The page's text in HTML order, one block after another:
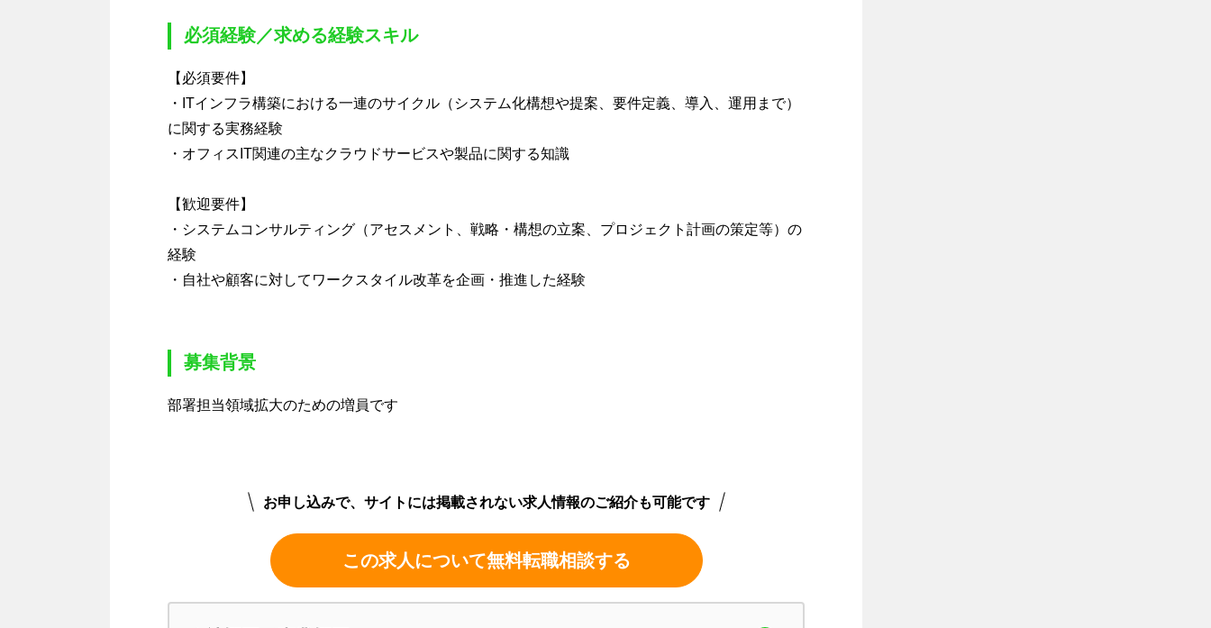
必須経験／求める経験スキル
【必須要件】
・ITインフラ構築における一連のサイクル（システム化構想や提案、要件定義、導入、運用まで）
に関する実務経験
・オフィスIT関連の主なクラウドサービスや製品に関する知識
【歓迎要件】
・システムコンサルティング（アセスメント、戦略・構想の立案、プロジェクト計画の策定等）の
経験
・自社や顧客に対してワークスタイル改革を企画・推進した経験
募集背景
部署担当領域拡大のための増員です
お申し込みで、サイトには掲載されない求人情報のご紹介も可能です
この求人について無料転職相談する